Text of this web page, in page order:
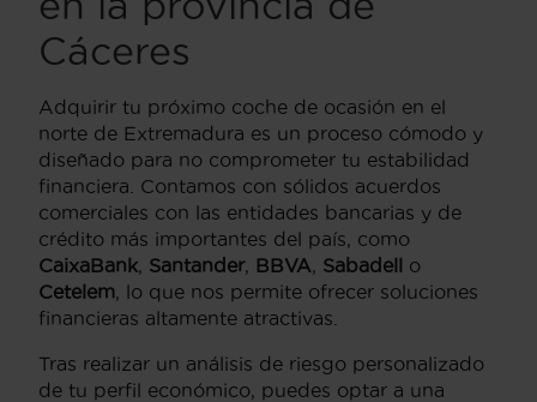
Cáceres
Adquirir tu próximo coche de ocasión en el
norte de Extremadura es un proceso cómodo y
diseñado para no comprometer tu estabilidad
financiera. Contamos con sólidos acuerdos
comerciales con las entidades bancarias y de
crédito más importantes del país, como
CaixaBank Santander, BBVA Sabadell o
Cetelem , lo que nos permite ofrecer soluciones
financieras altamente atractivas.
Tras realizar un análisis de riesgo personalizado
de tu perfil económico, puedes optar a una